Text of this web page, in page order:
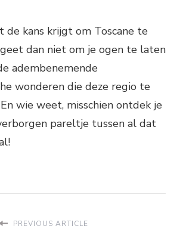
de kans krijgt om Toscane te
dan niet om je ogen te laten
adembenemende
wonderen die deze regio te
wie weet, misschien ontdek je
pareltje tussen al dat
PREVIOUS ARTICLE